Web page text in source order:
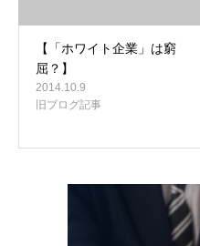
【「ホワイト企業」は窮
屈？】
2014.10.9
旧ブログ記事